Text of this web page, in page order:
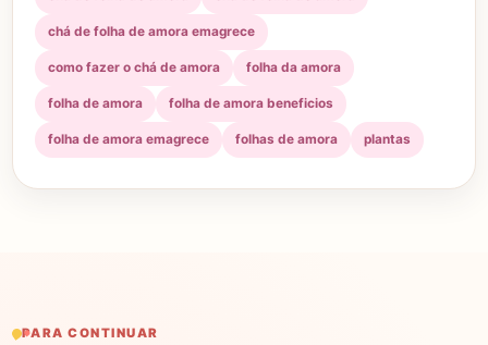
chá de folha de amora emagrece
como fazer o chá de amora folha da amora
folha de amora folha de amora beneficios
folha de amora emagrece folhas de amora plantas
PARA CONTINUAR